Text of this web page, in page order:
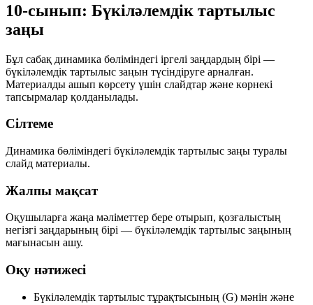
10-сынып: Бүкіләлемдік тартылыс
заңы
Бұл сабақ динамика бөліміндегі іргелі заңдардың бірі —
бүкіләлемдік тартылыс заңын түсіндіруге арналған.
Материалды ашып көрсету үшін слайдтар және көрнекі
тапсырмалар қолданылады.
Сілтеме
Динамика бөліміндегі бүкіләлемдік тартылыс заңы туралы
слайд материалы.
Жалпы мақсат
Оқушыларға жаңа мәліметтер бере отырып, қозғалыстың
негізгі заңдарының бірі — бүкіләлемдік тартылыс заңының
мағынасын ашу.
Оқу нәтижесі
Бүкіләлемдік тартылыс тұрақтысының (G) мәнін және